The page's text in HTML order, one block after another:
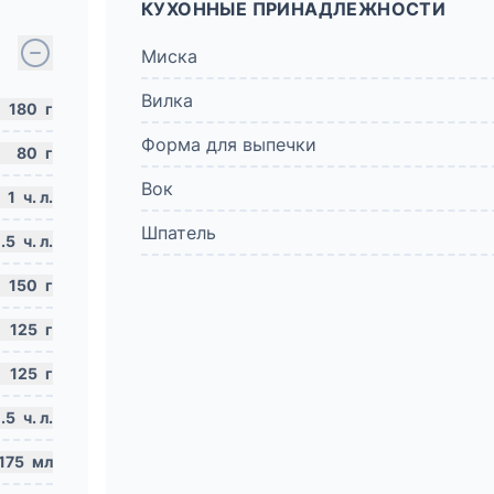
180 г
80 г
1 ч. л.
ч. л.
150 г
125 г
125 г
ч. л.
мл
КУХОННЫЕ ПРИНАДЛЕЖНОСТИ
Миска
Вилка
Форма для выпечки
Вок
Шпатель